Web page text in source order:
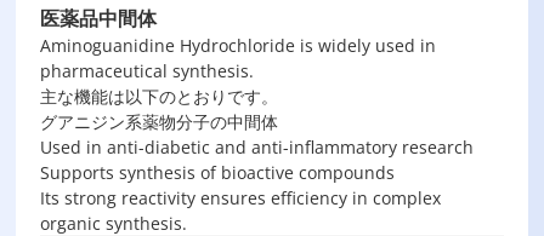
医薬品中間体
Aminoguanidine Hydrochloride is widely used in
pharmaceutical synthesis.
主な機能は以下のとおりです。
グアニジン系薬物分子の中間体
Used in anti-diabetic and anti-inflammatory research
Supports synthesis of bioactive compounds
Its strong reactivity ensures efficiency in complex
organic synthesis.